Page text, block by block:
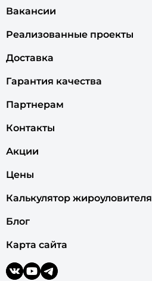
Вакансии
Реализованные проекты
Доставка
Гарантия качества
Партнерам
Контакты
Акции
Цены
Калькулятор жироуловителя
Блог
Карта сайта